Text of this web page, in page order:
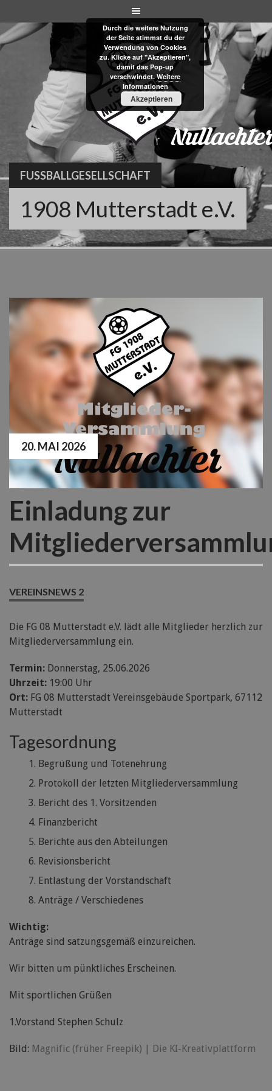
to
content
FUSSBALLGESELLSCHAFT
1908 Mutterstadt e.V.
Einladung zur
VEREINSNEWS 2
20. MAI 2026
Die FG 08 Mutterstadt e.V. lädt alle Mitglieder herzlich zur
Mitgliederversammlung ein.
Termin: Donnerstag, 25.06.2026
Uhrzeit: 19:00 Uhr
Ort: FG 08 Mutterstadt Vereinsgebäude Sportpark, 67112
Mutterstadt
Tagesordnung
Begrüßung und Totenehrung
Protokoll der letzten Mitgliederversammlung
Bericht des 1. Vorsitzenden
Finanzbericht
Berichte aus den Abteilungen
Revisionsbericht
Entlastung der Vorstandschaft
Anträge / Verschiedenes
Wichtig:
Anträge sind satzungsgemäß einzureichen.
Wir bitten um pünktliches Erscheinen.
Mit sportlichen Grüßen
1.Vorstand Stephen Schulz
Bild: Magnific (früher Freepik) | Die KI-Kreativplattform
Durch die weitere Nutzung
der Seite stimmst du der
Verwendung von Cookies
zu. Klicke auf "Akzeptieren",
damit das Pop-up
verschwindet.Weitere
Informationen
Akzeptieren